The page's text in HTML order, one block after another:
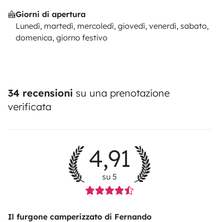
Giorni di apertura
Lunedì, martedì, mercoledì, giovedì, venerdì, sabato,
domenica, giorno festivo
34 recensioni su una prenotazione
verificata
4,91
su 5
Il furgone camperizzato di Fernando